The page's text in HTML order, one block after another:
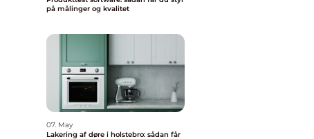
på målinger og kvalitet
07. May
Lakering af døre i holstebro: sådan får